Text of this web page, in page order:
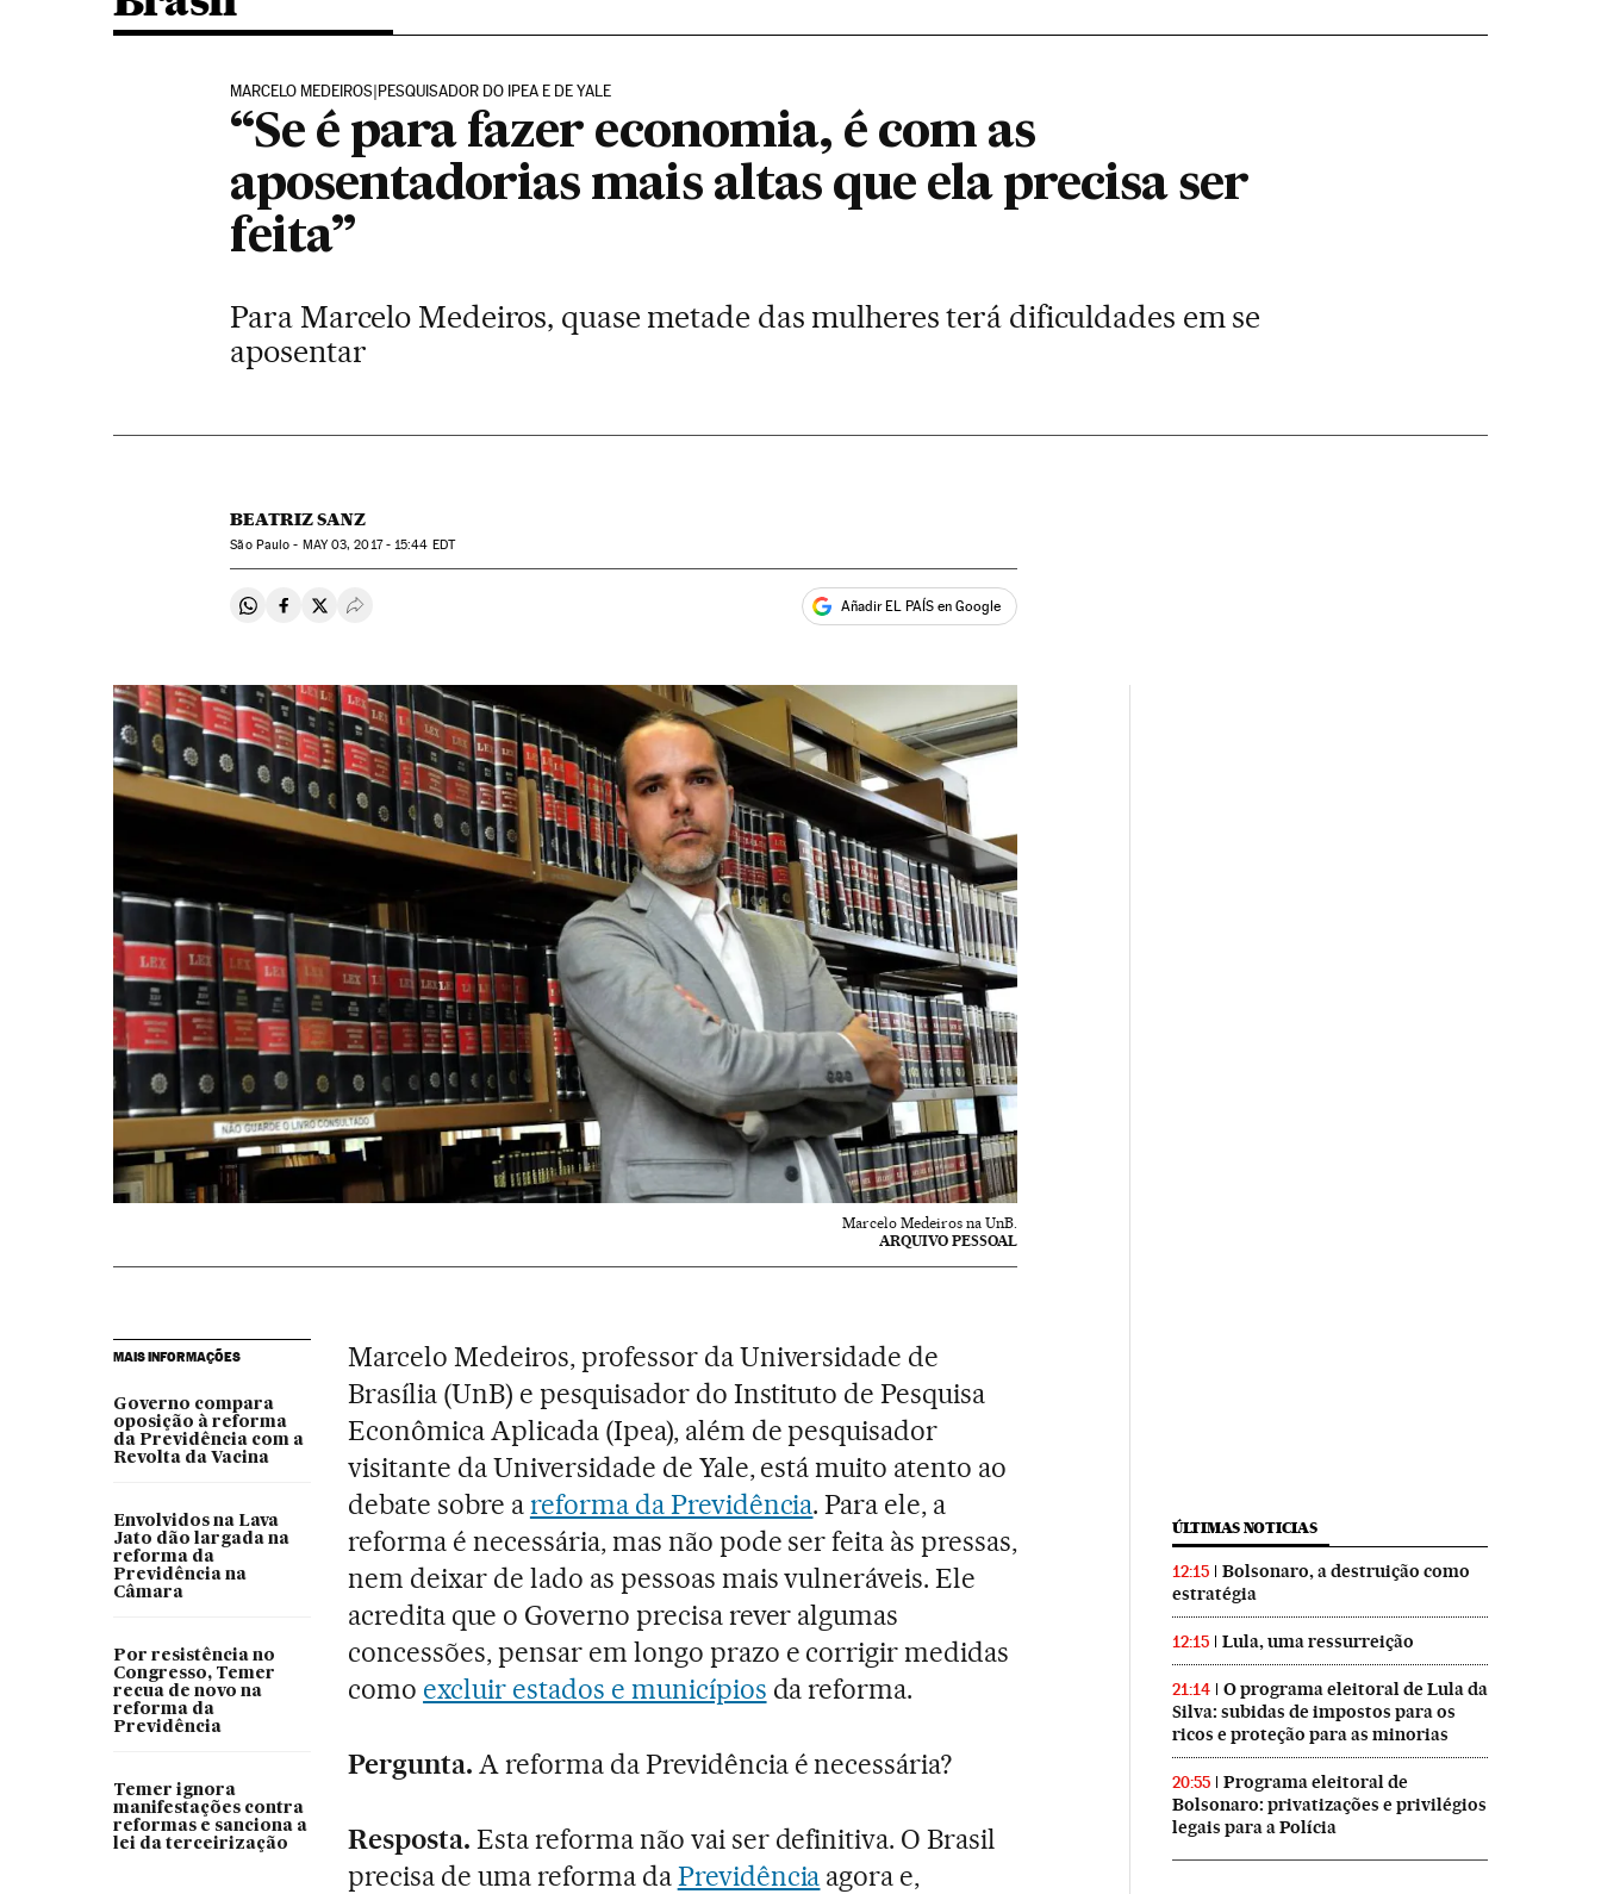
MARCELO MEDEIROS|PESQUISADOR DO IPEA E DE YALE
“Se é para fazer economia, é com as
aposentadorias mais altas que ela precisa ser
feita”
Para Marcelo Medeiros, quase metade das mulheres terá dificuldades em se
aposentar
BEATRIZ SANZ
São Paulo - MAY03, 2017 - 15:44 EDT
Compartir en Whatsapp
Compartir en Facebook
Compartir en Twitter
Desplegar Redes Sociales Añadir EL PAÍS en Google
Marcelo Medeiros na UnB.
ARQUIVO PESSOAL
MAIS INFORMAÇÕES
Governo compara
oposição à reforma
da Previdência com a
Revolta da Vacina
Envolvidos na Lava
Jato dão largada na
reforma da
Previdência na
Câmara
Por resistência no
Congresso, Temer
recua de novo na
reforma da
Previdência
Temer ignora
manifestações contra
reformas e sanciona a
lei da terceirização
Marcelo Medeiros, professor da Universidade de
Brasília (UnB) e pesquisador do Instituto de Pesquisa
Econômica Aplicada (Ipea), além de pesquisador
visitante da Universidade de Yale, está muito atento ao
debate sobre areforma da Previdência. Para ele, a
reforma é necessária, mas não pode ser feita às pressas,
nem deixar de lado as pessoas mais vulneráveis. Ele
acredita que o Governo precisa rever algumas
concessões, pensar em longo prazo e corrigir medidas
como excluir estados e municípios da reforma.
Pergunta. A reforma da Previdência é necessária?
Resposta. Esta reforma não vai ser definitiva. O Brasil
precisa de uma reforma daPrevidência agora e,
ÚLTIMAS NOTICIAS
12:15
Bolsonaro, a destruição como
estratégia
12:15 Lula, uma ressurreição
21:14
O programa eleitoral de Lula da
Silva: subidas de impostos para os
ricos e proteção para as minorias
20:55
Programa eleitoral de
Bolsonaro: privatizações e privilégios
legais para a Polícia